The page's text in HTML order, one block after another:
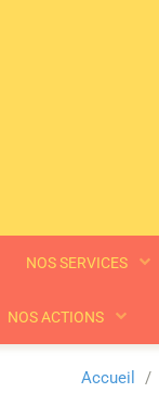
NOS SERVICES
NOS ACTIONS
Accueil